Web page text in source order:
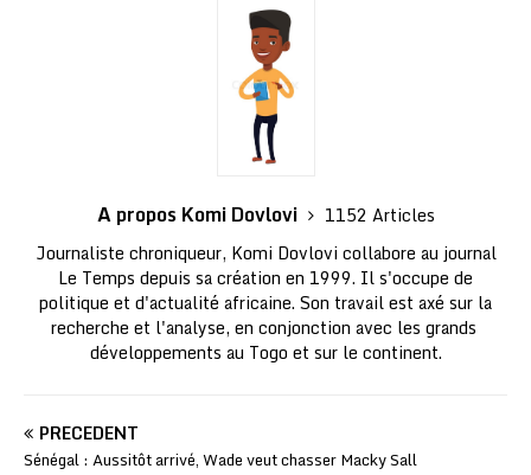
A propos Komi Dovlovi
1152 Articles
Journaliste chroniqueur, Komi Dovlovi collabore au journal
Le Temps depuis sa création en 1999. Il s'occupe de
politique et d'actualité africaine. Son travail est axé sur la
recherche et l'analyse, en conjonction avec les grands
développements au Togo et sur le continent.
PRÉCÉDENT
Sénégal : Aussitôt arrivé, Wade veut chasser Macky Sall